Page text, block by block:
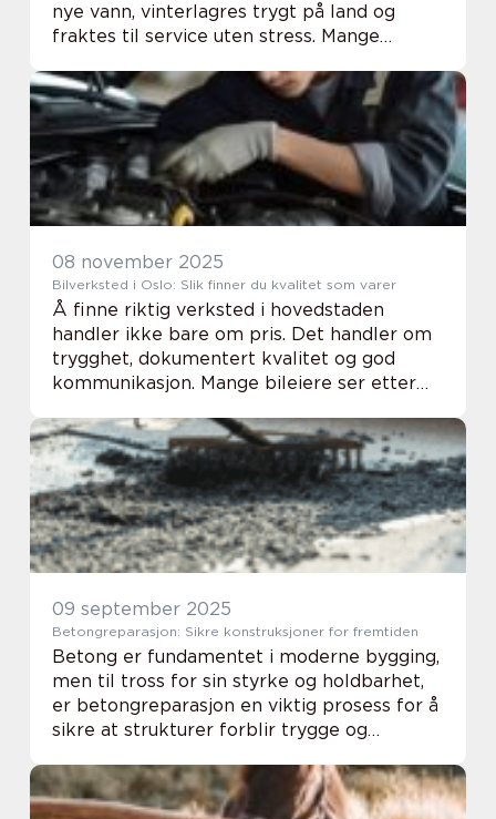
nye vann, vinterlagres trygt på land og
fraktes til service uten stress. Mange
er kjøpt, og ender opp med en løsning som
ver...
08 november 2025
Bilverksted i Oslo: Slik finner du kvalitet som varer
Å finne riktig verksted i hovedstaden
handler ikke bare om pris. Det handler om
trygghet, dokumentert kvalitet og god
kommunikasjon. Mange bileiere ser etter
faktisk løser problemet. En smart me...
09 september 2025
Betongreparasjon: Sikre konstruksjoner for fremtiden
Betong er fundamentet i moderne bygging,
men til tross for sin styrke og holdbarhet,
er betongreparasjon en viktig prosess for å
sikre at strukturer forblir trygge og
påvirkning kan påf&o...